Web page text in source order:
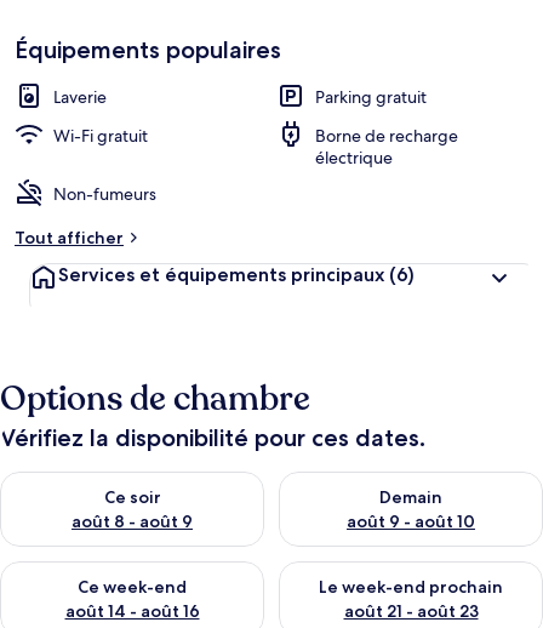
Équipements populaires
Laverie
Parking gratuit
Wi-Fi gratuit
Borne de recharge
électrique
Non-fumeurs
Tout afficher
Services et équipements principaux (6)
Options de chambre
Vérifiez la disponibilité pour ces dates.
Ce soir
août 8 - août 9
Vérifier la disponibilité pour ce soir août 8 - août 9
Demain
août 9 - août 10
Vérifier la disponibilité pour
Ce week-end
août 14 - août 16
Vérifier la disponibilité pour ce week-end août 14 - août 16
Le week-end prochain
août 21 - août 23
Vérifier la disponibilité pour